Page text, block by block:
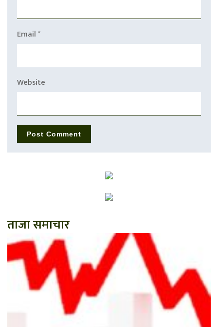
Email*
Website
ताजा समाचार